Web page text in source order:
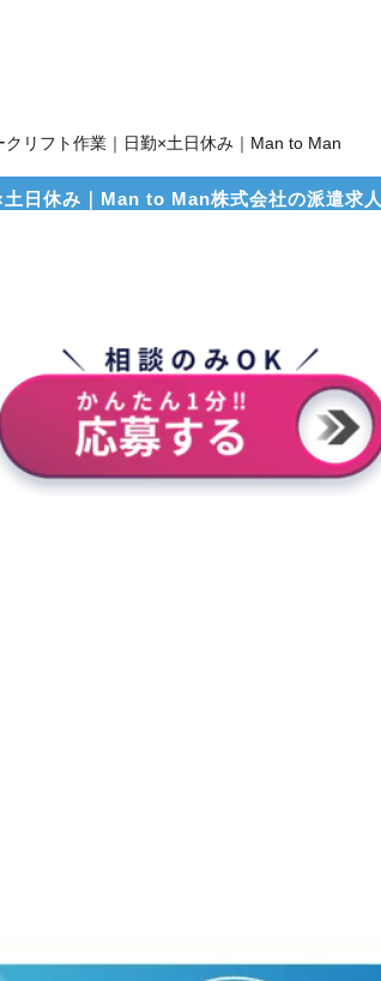
クリフト作業｜日勤×土日休み｜Man to Man
日休み｜Man to Man株式会社の派遣求人